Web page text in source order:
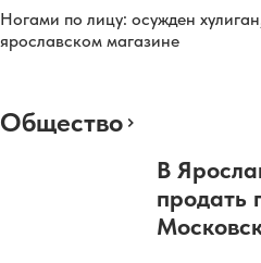
Ногами по лицу: осужден
ярославском магазине
Общество
В
продать